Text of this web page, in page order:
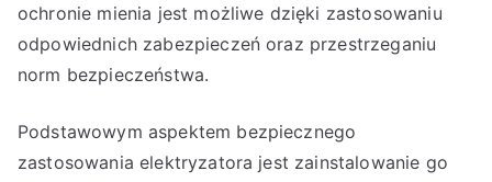
ochronie mienia jest możliwe dzięki zastosowaniu
odpowiednich zabezpieczeń oraz przestrzeganiu
norm bezpieczeństwa.
Podstawowym aspektem bezpiecznego
zastosowania elektryzatora jest zainstalowanie go